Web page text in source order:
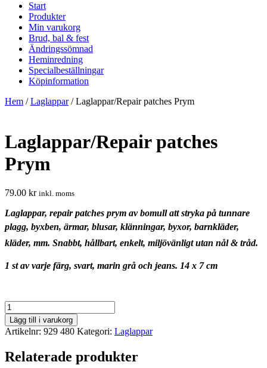
Start
Produkter
Min varukorg
Brud, bal & fest
Ändringssömnad
Heminredning
Specialbeställningar
Köpinformation
Hem /Laglappar/ Laglappar/Repair patches Prym
Laglappar/Repair patches
Prym
79.00 kr inkl. moms
Laglappar, repair patches prym av bomull att stryka på tunnare
plagg, byxben, ärmar, blusar, klänningar, byxor, barnkläder,
kläder, mm. Snabbt, hållbart, enkelt, miljövänligt utan nål & tråd.
1 st av varje färg, svart, marin grå och jeans. 14 x 7 cm
Laglappar/Repair
patches
Prym
mängd
Lägg till i varukorg
Artikelnr: 929 480 Kategori: Laglappar
Relaterade produkter